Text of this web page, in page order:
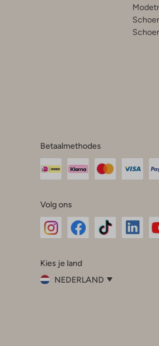
Betaalmethodes
Volg ons
InstagramFacebook
Kies je land
NEDERLAND